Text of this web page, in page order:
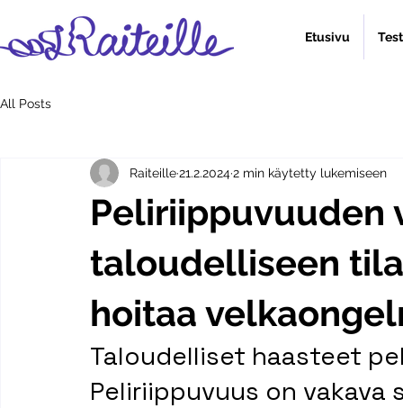
Etusivu
All Posts
Peliriippuvuuden
taloudelliseen
hoitaa
Raiteille21.2.20242 min käytetty lukemiseen
Taloudelliset haasteet
Peliriippuvuus on